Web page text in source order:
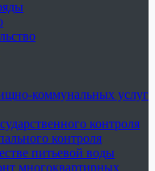
коммунальных услуг
контроля
контроля
питьевой воды
многоквартирных